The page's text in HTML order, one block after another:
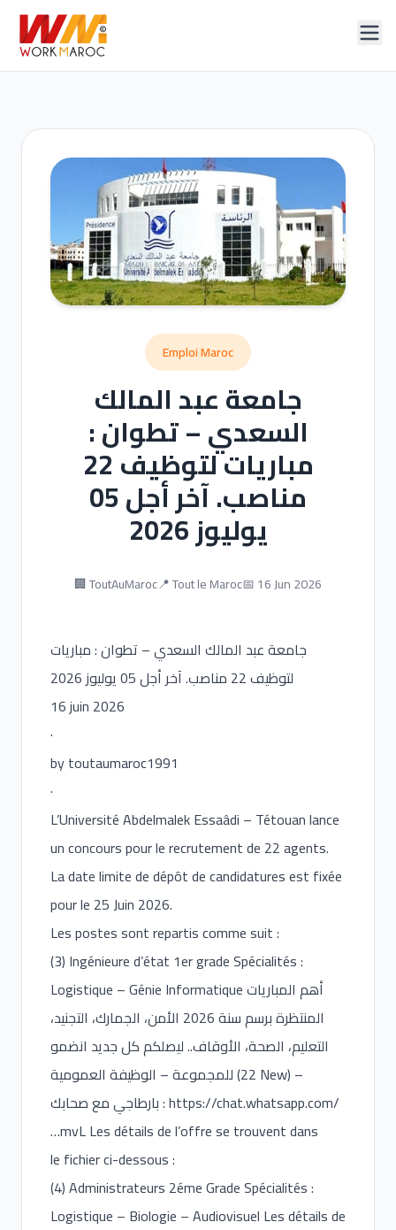
Emploi Maroc
جامعة عبد المالك
السعدي – تطوان :
مباريات لتوظيف 22
مناصب. آخر أجل 05
يوليوز 2026
🏢 ToutAuMaroc📍 Tout le Maroc📅 16 Jun 2026
جامعة عبد المالك السعدي – تطوان : مباريات
لتوظيف 22 مناصب. آخر أجل 05 يوليوز 2026
16 juin 2026
·
by toutaumaroc1991
·
L’Université Abdelmalek Essaâdi – Tétouan lance
un concours pour le recrutement de 22 agents.
La date limite de dépôt de candidatures est fixée
pour le 25 Juin 2026.
Les postes sont repartis comme suit :
(3) Ingénieure d’état 1er grade Spécialités :
Logistique – Génie Informatique أهم المباريات
المنتظرة برسم سنة 2026 الأمن، الجمارك، التجنيد،
التعليم، الصحة، الأوقاف.. ليصلكم كل جديد انضمو
للمجموعة – الوظيفة العمومية (22 New) –
بارطاجي مع صحابك :https://chat.whatsapp.com/
…mvL Les détails de l’offre se trouvent dans
le fichier ci-dessous :
(4) Administrateurs 2éme Grade Spécialités :
Logistique – Biologie – Audiovisuel Les détails de